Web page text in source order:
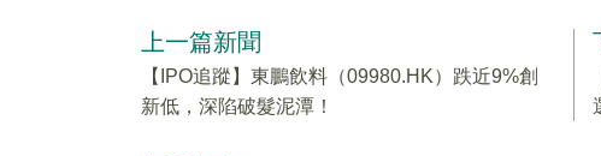
上一篇新聞
【IPO追蹤】東鵬飲料（09980.HK）跌近9%創
新低，深陷破髮泥潭！